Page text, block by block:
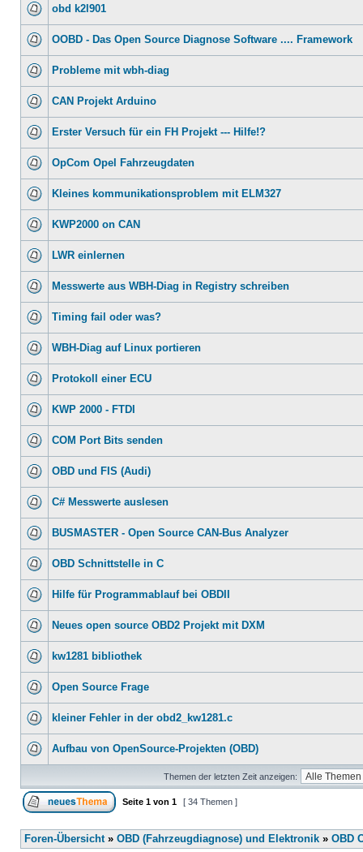
obd k2l901
OOBD - Das Open Source Diagnose Software .... Framework
Probleme mit wbh-diag
CAN Projekt Arduino
Erster Versuch für ein FH Projekt --- Hilfe!?
OpCom Opel Fahrzeugdaten
Kleines kommunikationsproblem mit ELM327
KWP2000 on CAN
LWR einlernen
Messwerte aus WBH-Diag in Registry schreiben
Timing fail oder was?
WBH-Diag auf Linux portieren
Protokoll einer ECU
KWP 2000 - FTDI
COM Port Bits senden
OBD und FIS (Audi)
C# Messwerte auslesen
BUSMASTER - Open Source CAN-Bus Analyzer
OBD Schnittstelle in C
Hilfe für Programmablauf bei OBDII
Neues open source OBD2 Projekt mit DXM
kw1281 bibliothek
Open Source Frage
kleiner Fehler in der obd2_kw1281.c
Aufbau von OpenSource-Projekten (OBD)
Themen der letzten Zeit anzeigen:
Seite 1 von 1 [ 34 Themen ]
Foren-Übersicht» OBD (Fahrzeugdiagnose) und Elektronik » OBD